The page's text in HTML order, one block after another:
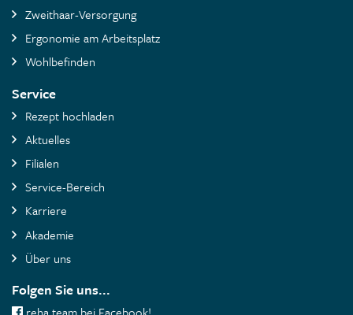
Zweithaar-Versorgung
Ergonomie am Arbeitsplatz
Wohlbefinden
Service
Rezept hochladen
Aktuelles
Filialen
Service-Bereich
Karriere
Akademie
Über uns
Folgen Sie uns...